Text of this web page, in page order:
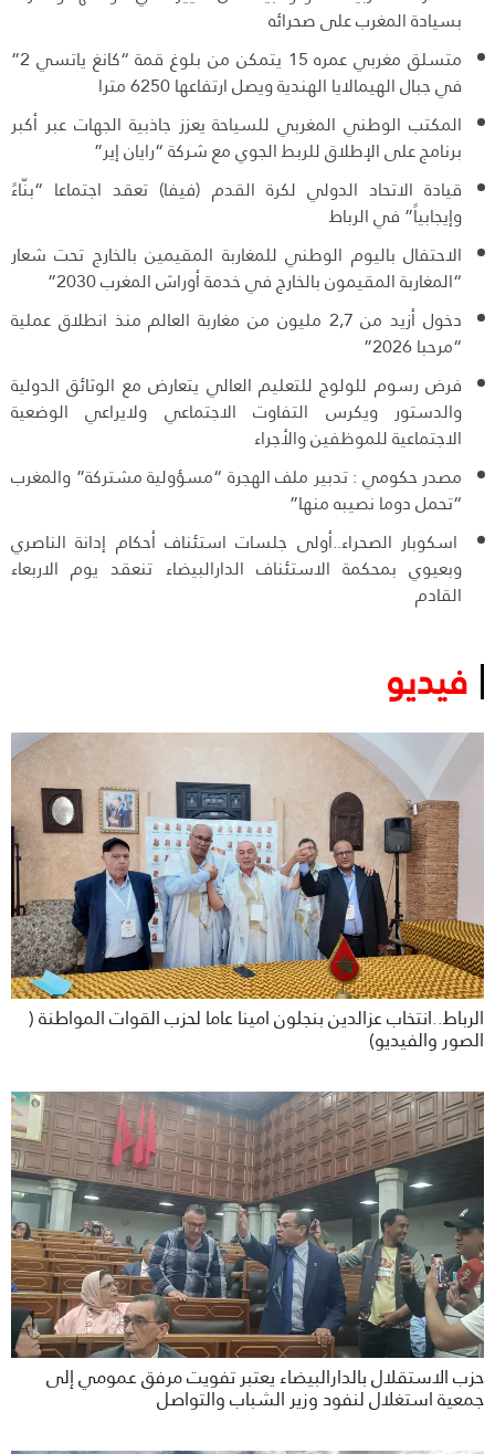
بسيادة المغرب على صحرائه
متسلق مغربي عمره 15 يتمكن من بلوغ قمة “كانغ ياتسي 2”
في جبال الهيمالايا الهندية ويصل ارتفاعها 6250 مترا
المكتب الوطني المغربي للسياحة يعزز جاذبية الجهات عبر أكبر
برنامج على الإطلاق للربط الجوي مع شركة “رايان إير”
قيادة الاتحاد الدولي لكرة القدم (فيفا) تعقد اجتماعا “بنّاءً
وإيجابياً” في الرباط
الاحتفال باليوم الوطني للمغاربة المقيمين بالخارج تحت شعار
“المغاربة المقيمون بالخارج في خدمة أوراش المغرب 2030”
دخول أزيد من 2,7 مليون من مغاربة العالم منذ انطلاق عملية
“مرحبا 2026”
فرض رسوم للولوج للتعليم العالي يتعارض مع الوثائق الدولية
والدستور ويكرس التفاوت الاجتماعي ولايراعي الوضعية
الاجتماعية للموظفين والأجراء
مصدر حكومي : تدبير ملف الهجرة “مسؤولية مشتركة” والمغرب
“تحمل دوما نصيبه منها”
اسكوبار الصحراء..أولى جلسات استئناف أحكام إدانة الناصري
وبعيوي بمحكمة الاستئناف الدارالبيضاء تنعقد يوم الاربعاء
القادم
فيديو
الرباط..انتخاب عزالدين بنجلون امينا عاما لحزب القوات المواطنة (
الصور والفيديو)
حزب الاستقلال بالدارالبيضاء يعتبر تفويت مرفق عمومي إلى
جمعية استغلال لنفود وزير الشباب والتواصل